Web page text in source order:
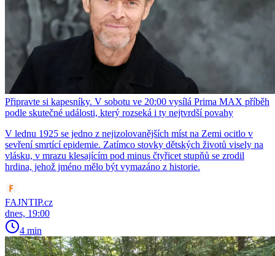
Připravte si kapesníky. V sobotu ve 20:00 vysílá Prima MAX příběh
podle skutečné události, který rozseká i ty nejtvrdší povahy
V lednu 1925 se jedno z nejizolovanějších míst na Zemi ocitlo v
sevření smrtící epidemie. Zatímco stovky dětských životů visely na
vlásku, v mrazu klesajícím pod minus čtyřicet stupňů se zrodil
hrdina, jehož jméno mělo být vymazáno z historie.
FAJNTIP.cz
dnes, 19:00
4 min